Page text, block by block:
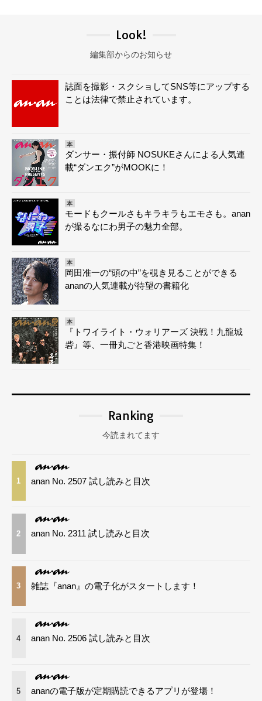
Look!
編集部からのお知らせ
誌面を撮影・スクショしてSNS等にアップする
ことは法律で禁止されています。
本
ダンサー・振付師 NOSUKEさんによる人気連
載“ダンエク”がMOOKに！
本
モードもクールさもキラキラもエモさも。anan
が撮るなにわ男子の魅力全部。
本
岡田准一の“頭の中”を覗き見ることができる
ananの人気連載が待望の書籍化
本
『トワイライト・ウォリアーズ 決戦！九龍城
砦』等、一冊丸ごと香港映画特集！
Ranking
今読まれてます
1 anan No. 2507 試し読みと目次
2 anan No. 2311 試し読みと目次
3 雑誌『anan』の電子化がスタートします！
4 anan No. 2506 試し読みと目次
5 ananの電子版が定期購読できるアプリが登場！